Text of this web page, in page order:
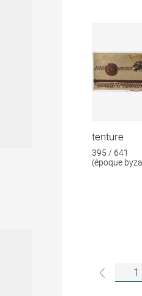
tenture
395 / 641
(époque